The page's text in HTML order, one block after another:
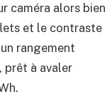
caméra alors bien
et le contraste
rangement
prêt à avaler